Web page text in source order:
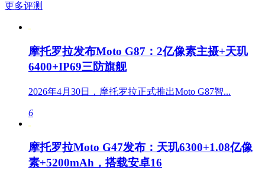
更多评测
摩托罗拉发布Moto G87：2亿像素主摄+天玑
6400+IP69三防旗舰
2026年4月30日，摩托罗拉正式推出Moto G87智...
6
摩托罗拉Moto G47发布：天玑6300+1.08亿像
素+5200mAh，搭载安卓16